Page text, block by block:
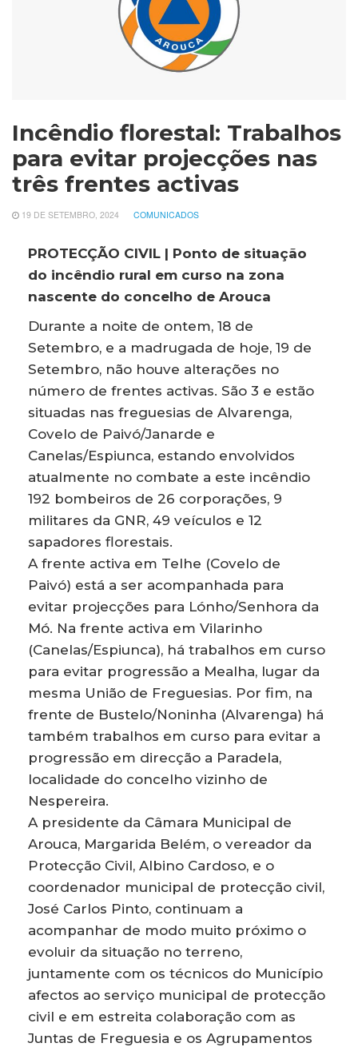
Incêndio florestal: Trabalhos
para evitar projecções nas
três frentes activas
19 DE SETEMBRO, 2024 COMUNICADOS
PROTECÇÃO CIVIL | Ponto de situação
do incêndio rural em curso na zona
nascente do concelho de Arouca
Durante a noite de ontem, 18 de
Setembro, e a madrugada de hoje, 19 de
Setembro, não houve alterações no
número de frentes activas. São 3 e estão
situadas nas freguesias de Alvarenga,
Covelo de Paivó/Janarde e
Canelas/Espiunca, estando envolvidos
atualmente no combate a este incêndio
192 bombeiros de 26 corporações, 9
militares da GNR, 49 veículos e 12
sapadores florestais.
A frente activa em Telhe (Covelo de
Paivó) está a ser acompanhada para
evitar projecções para Lónho/Senhora da
Mó. Na frente activa em Vilarinho
(Canelas/Espiunca), há trabalhos em curso
para evitar progressão a Mealha, lugar da
mesma União de Freguesias. Por fim, na
frente de Bustelo/Noninha (Alvarenga) há
também trabalhos em curso para evitar a
progressão em direcção a Paradela,
localidade do concelho vizinho de
Nespereira.
A presidente da Câmara Municipal de
Arouca, Margarida Belém, o vereador da
Protecção Civil, Albino Cardoso, e o
coordenador municipal de protecção civil,
José Carlos Pinto, continuam a
acompanhar de modo muito próximo o
evoluir da situação no terreno,
juntamente com os técnicos do Município
afectos ao serviço municipal de protecção
civil e em estreita colaboração com as
Juntas de Freguesia e os Agrupamentos